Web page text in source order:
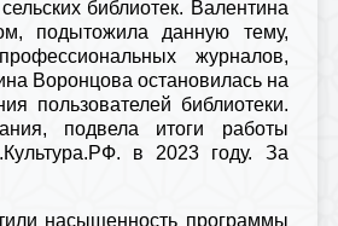
библиотек. Валентина
подытожила данную тему,
журналов,
Воронцова остановилась на
пользователей библиотеки.
подвела итоги работы
в 2023 году. За
насыщенность программы